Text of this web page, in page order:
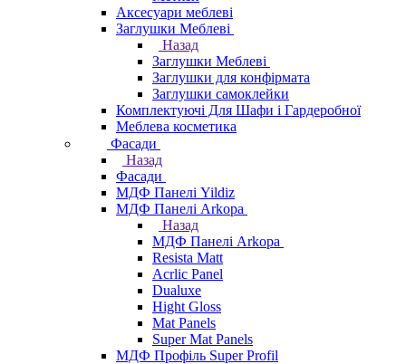
Аксесуари меблеві
Заглушки Меблеві
Назад
Заглушки Меблеві
Заглушки для конфірмата
Заглушки самоклейки
Комплектуючі Для Шафи і Гардеробної
Меблева косметика
Фасади
Назад
Фасади
МДФ Панелі Yildiz
МДФ Панелі Arkopa
Назад
МДФ Панелі Arkopa
Resista Matt
Acrlic Panel
Dualuxe
Hight Gloss
Mat Panels
Super Mat Panels
МДФ Профіль Super Profil